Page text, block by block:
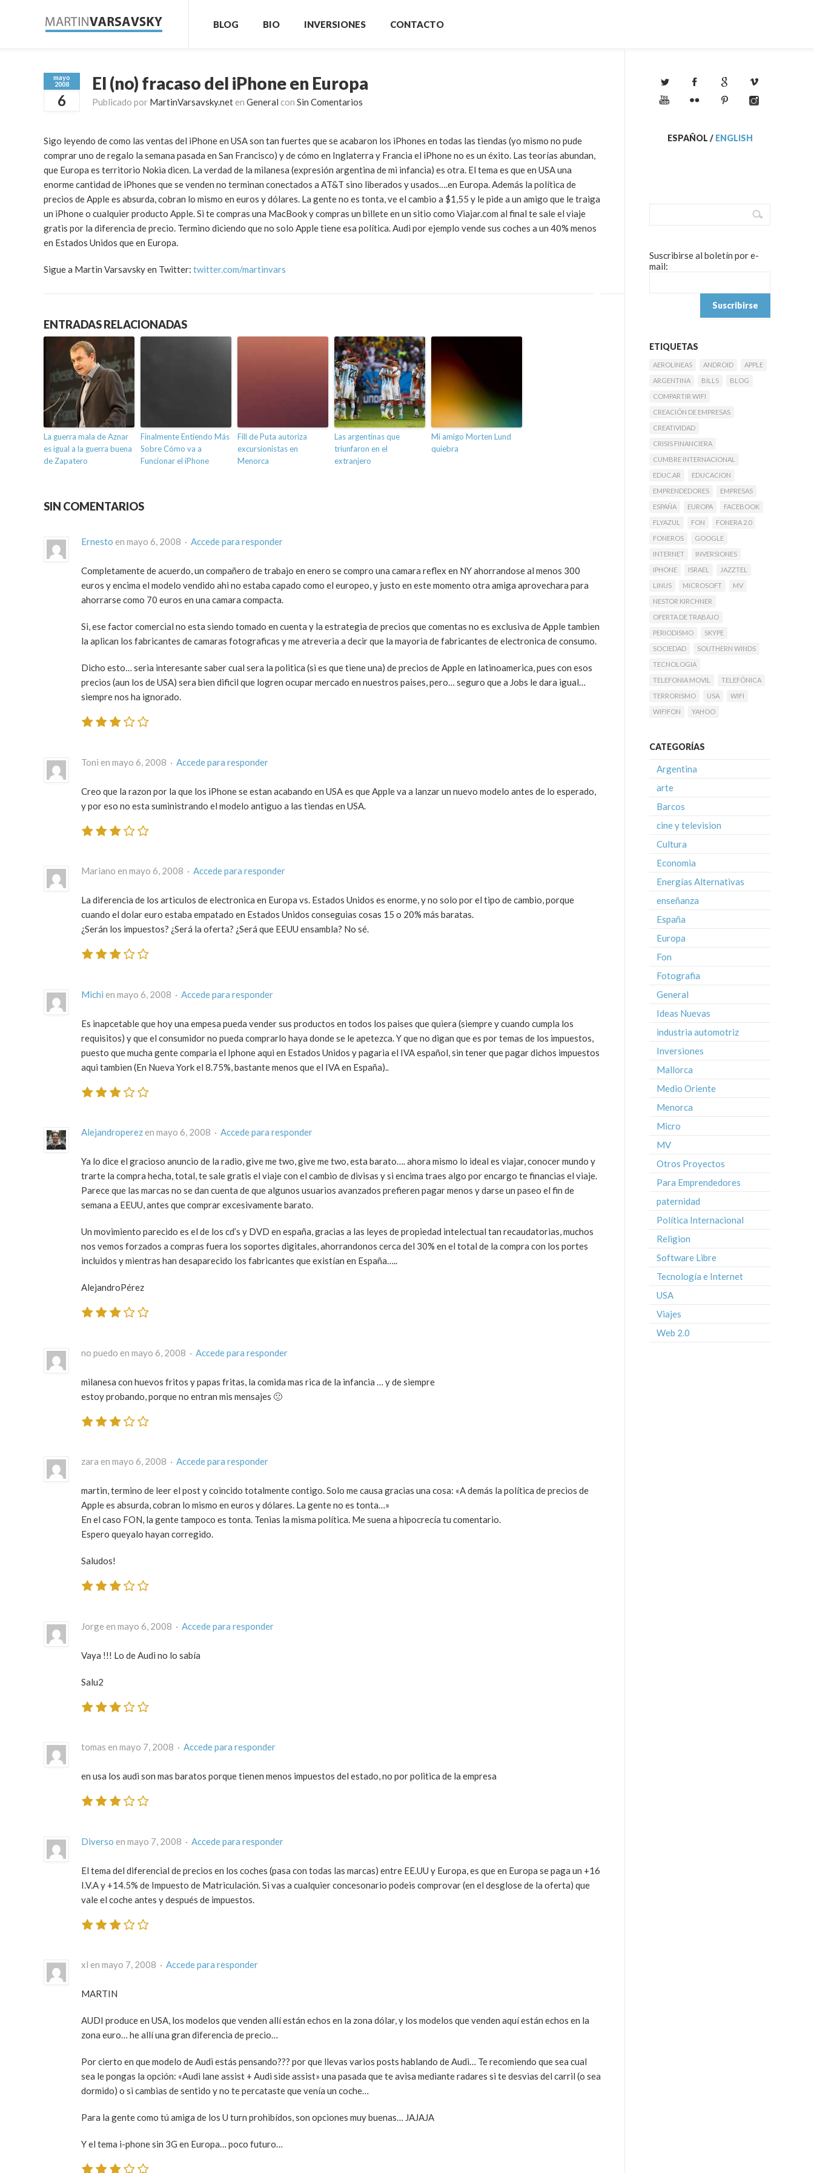
BLOG BIO INVERSIONES CONTACTO
mayo
2008
6
El (no) fracaso del iPhone en Europa
Publicado por MartinVarsavsky.net en General con Sin Comentarios
Sigo leyendo de como las ventas del iPhone en USA son tan fuertes que se acabaron los iPhones en todas las tiendas (yo mismo no pude
comprar uno de regalo la semana pasada en San Francisco) y de cómo en Inglaterra y Francia el iPhone no es un éxito. Las teorías abundan,
que Europa es territorio Nokia dicen. La verdad de la milanesa (expresión argentina de mi infancia) es otra. El tema es que en USA una
enorme cantidad de iPhones que se venden no terminan conectados a AT&T sino liberados y usados….en Europa. Además la política de
precios de Apple es absurda, cobran lo mismo en euros y dólares. La gente no es tonta, ve el cambio a $1,55 y le pide a un amigo que le traiga
un iPhone o cualquier producto Apple. Si te compras una MacBook y compras un billete en un sitio como Viajar.com al final te sale el viaje
gratis por la diferencia de precio. Termino diciendo que no solo Apple tiene esa política. Audi por ejemplo vende sus coches a un 40% menos
en Estados Unidos que en Europa.
Sigue a Martin Varsavsky en Twitter: twitter.com/martinvars
ENTRADAS RELACIONADAS
La guerra mala de Aznar
es igual a la guerra buena
de Zapatero
Finalmente Entiendo Más
Sobre Cómo va a
Funcionar el iPhone
Fill de Puta autoriza
excursionistas en
Menorca
Las argentinas que
triunfaron en el
extranjero
Mi amigo Morten Lund
quiebra
SIN COMENTARIOS
Ernesto en mayo 6, 2008 · Accede para responder
Completamente de acuerdo, un compañero de trabajo en enero se compro una camara reflex en NY ahorrandose al menos 300
euros y encima el modelo vendido ahi no estaba capado como el europeo, y justo en este momento otra amiga aprovechara para
ahorrarse como 70 euros en una camara compacta.
Si, ese factor comercial no esta siendo tomado en cuenta y la estrategia de precios que comentas no es exclusiva de Apple tambien
la aplican los fabricantes de camaras fotograficas y me atreveria a decir que la mayoria de fabricantes de electronica de consumo.
Dicho esto… seria interesante saber cual sera la politica (si es que tiene una) de precios de Apple en latinoamerica, pues con esos
precios (aun los de USA) sera bien dificil que logren ocupar mercado en nuestros paises, pero… seguro que a Jobs le dara igual…
siempre nos ha ignorado.
Toni en mayo 6, 2008 · Accede para responder
Creo que la razon por la que los iPhone se estan acabando en USA es que Apple va a lanzar un nuevo modelo antes de lo esperado,
y por eso no esta suministrando el modelo antiguo a las tiendas en USA.
Mariano en mayo 6, 2008 · Accede para responder
La diferencia de los articulos de electronica en Europa vs. Estados Unidos es enorme, y no solo por el tipo de cambio, porque
cuando el dolar euro estaba empatado en Estados Unidos conseguias cosas 15 o 20% más baratas.
¿Serán los impuestos? ¿Será la oferta? ¿Será que EEUU ensambla? No sé.
Michi en mayo 6, 2008 · Accede para responder
Es inapcetable que hoy una empesa pueda vender sus productos en todos los paises que quiera (siempre y cuando cumpla los
requisitos) y que el consumidor no pueda comprarlo haya donde se le apetezca. Y que no digan que es por temas de los impuestos,
puesto que mucha gente comparia el Iphone aqui en Estados Unidos y pagaria el IVA español, sin tener que pagar dichos impuestos
aqui tambien (En Nueva York el 8.75%, bastante menos que el IVA en España)..
Alejandroperez en mayo 6, 2008 · Accede para responder
Ya lo dice el gracioso anuncio de la radio, give me two, give me two, esta barato…. ahora mismo lo ideal es viajar, conocer mundo y
trarte la compra hecha, total, te sale gratis el viaje con el cambio de divisas y si encima traes algo por encargo te financias el viaje.
Parece que las marcas no se dan cuenta de que algunos usuarios avanzados prefieren pagar menos y darse un paseo el fin de
semana a EEUU, antes que comprar excesivamente barato.
Un movimiento parecido es el de los cd’s y DVD en españa, gracias a las leyes de propiedad intelectual tan recaudatorias, muchos
nos vemos forzados a compras fuera los soportes digitales, ahorrandonos cerca del 30% en el total de la compra con los portes
incluidos y mientras han desaparecido los fabricantes que existían en España…..
AlejandroPérez
no puedo en mayo 6, 2008 · Accede para responder
milanesa con huevos fritos y papas fritas, la comida mas rica de la infancia … y de siempre
estoy probando, porque no entran mis mensajes 🙁
zara en mayo 6, 2008 · Accede para responder
martin, termino de leer el post y coincido totalmente contigo. Solo me causa gracias una cosa: «A demás la política de precios de
Apple es absurda, cobran lo mismo en euros y dólares. La gente no es tonta…»
En el caso FON, la gente tampoco es tonta. Tenias la misma política. Me suena a hipocrecía tu comentario.
Espero queyalo hayan corregido.
Saludos!
Jorge en mayo 6, 2008 · Accede para responder
Vaya !!! Lo de Audi no lo sabía
Salu2
tomas en mayo 7, 2008 · Accede para responder
en usa los audi son mas baratos porque tienen menos impuestos del estado, no por politica de la empresa
Diverso en mayo 7, 2008 · Accede para responder
El tema del diferencial de precios en los coches (pasa con todas las marcas) entre EE.UU y Europa, es que en Europa se paga un +16
I.V.A y +14.5% de Impuesto de Matriculación. Si vas a cualquier concesonario podeis comprovar (en el desglose de la oferta) que
vale el coche antes y después de impuestos.
xl en mayo 7, 2008 · Accede para responder
MARTIN
AUDI produce en USA, los modelos que venden allí están echos en la zona dólar, y los modelos que venden aquí están echos en la
zona euro… he allí una gran diferencia de precio…
Por cierto en que modelo de Audi estás pensando??? por que llevas varios posts hablando de Audi… Te recomiendo que sea cual
sea le pongas la opción: «Audi lane assist + Audi side assist» una pasada que te avisa mediante radares si te desvias del carril (o sea
dormido) o si cambias de sentido y no te percataste que venía un coche…
Para la gente como tú amiga de los U turn prohibídos, son opciones muy buenas… JAJAJA
Y el tema i-phone sin 3G en Europa… poco futuro…
ESPAÑOL / ENGLISH
Suscribirse al boletín por e-
mail:
ETIQUETAS
AEROLINEAS ANDROID
APPLE
ARGENTINA
BILLS
BLOG
COMPARTIR WIFI
CREACIÓN DE EMPRESAS
CREATIVIDAD
CRISIS FINANCIERA
CUMBRE INTERNACIONAL
EDUC.AR
EDUCACION
EMPRENDEDORES
EMPRESAS
ESPAÑA
EUROPA
FACEBOOK
FLYAZUL
FON
FONERA 2.0
FONEROS
GOOGLE
INTERNET
INVERSIONES
IPHONE
ISRAEL
JAZZTEL
LINUS
MICROSOFT
MV
NESTOR KIRCHNER
OFERTA DE TRABAJO
PERIODISMO
SKYPE
SOCIEDAD
SOUTHERN WINDS
TECNOLOGIA
TELEFONIA MOVIL
TELEFÓNICA
TERRORISMO
USA
WIFI
WIFIFON
YAHOO
CATEGORÍAS
Argentina
arte
Barcos
cine y television
Cultura
Economia
Energías Alternativas
enseñanza
España
Europa
Fon
Fotografia
General
Ideas Nuevas
industria automotriz
Inversiones
Mallorca
Medio Oriente
Menorca
Micro
MV
Otros Proyectos
Para Emprendedores
paternidad
Política Internacional
Religion
Software Libre
Tecnología e Internet
USA
Viajes
Web 2.0